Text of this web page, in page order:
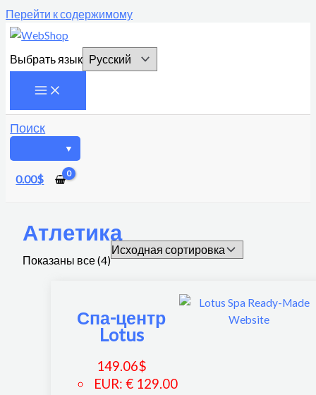
Перейти к содержимому
Выбрать язык
Поиск
0.00$
Атлетика
Показаны все (4)
Спа-центр
Lotus
149.06$
EUR: € 129.00